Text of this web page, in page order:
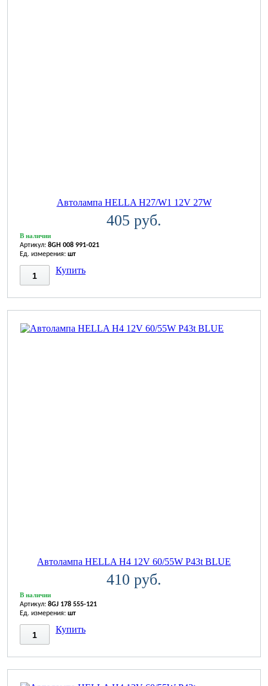
Автолампа HELLA H27/W1 12V 27W
405 руб.
В наличии
Артикул: 8GH 008 991-021
Ед. измерения: шт
Купить
Автолампа HELLA H4 12V 60/55W P43t BLUE
410 руб.
В наличии
Артикул: 8GJ 178 555-121
Ед. измерения: шт
Купить